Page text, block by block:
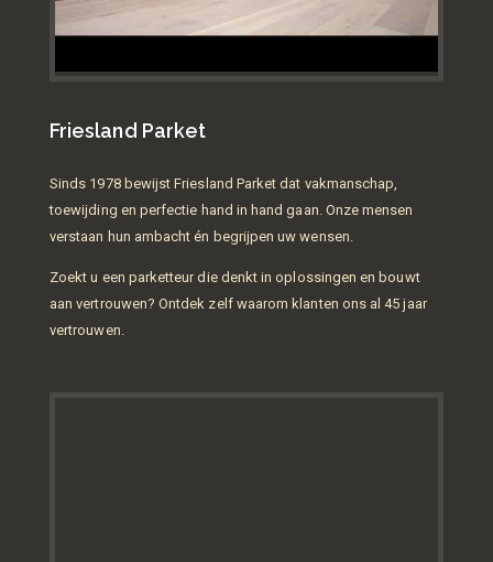
Friesland Parket
Sinds 1978 bewijst Friesland Parket dat vakmanschap,
toewijding en perfectie hand in hand gaan. Onze mensen
verstaan hun ambacht én begrijpen uw wensen.
Zoekt u een parketteur die denkt in oplossingen en bouwt
aan vertrouwen? Ontdek zelf waarom klanten ons al 45 jaar
vertrouwen.